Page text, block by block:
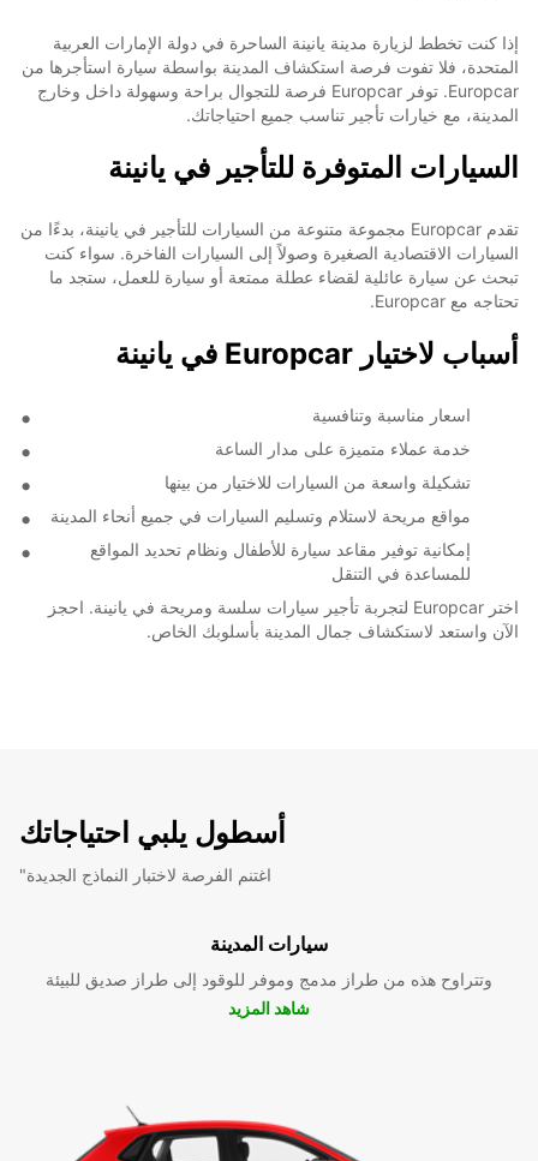
إذا كنت تخطط لزيارة مدينة يانينة الساحرة في دولة الإمارات العربية
المتحدة، فلا تفوت فرصة استكشاف المدينة بواسطة سيارة استأجرها من
Europcar. توفر Europcar فرصة للتجوال براحة وسهولة داخل وخارج
المدينة، مع خيارات تأجير تناسب جميع احتياجاتك.
السيارات المتوفرة للتأجير في يانينة
تقدم Europcar مجموعة متنوعة من السيارات للتأجير في يانينة، بدءًا من
السيارات الاقتصادية الصغيرة وصولاً إلى السيارات الفاخرة. سواء كنت
تبحث عن سيارة عائلية لقضاء عطلة ممتعة أو سيارة للعمل، ستجد ما
تحتاجه مع Europcar.
أسباب لاختيار Europcar في يانينة
اسعار مناسبة وتنافسية
خدمة عملاء متميزة على مدار الساعة
تشكيلة واسعة من السيارات للاختيار من بينها
مواقع مريحة لاستلام وتسليم السيارات في جميع أنحاء المدينة
إمكانية توفير مقاعد سيارة للأطفال ونظام تحديد المواقع
للمساعدة في التنقل
اختر Europcar لتجربة تأجير سيارات سلسة ومريحة في يانينة. احجز
الآن واستعد لاستكشاف جمال المدينة بأسلوبك الخاص.
أسطول يلبي احتياجاتك
"اغتنم الفرصة لاختبار النماذج الجديدة
سيارات المدينة
وتتراوح هذه من طراز مدمج وموفر للوقود إلى طراز صديق للبيئة
شاهد المزيد